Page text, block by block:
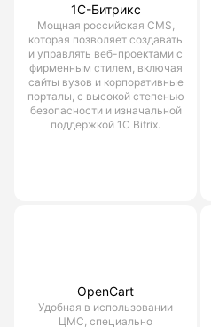
1С-Битрикс
Мощная российская CMS,
которая позволяет создавать
и управлять веб-проектами с
фирменным стилем, включая
сайты вузов и корпоративные
порталы, с высокой степенью
безопасности и изначальной
поддержкой 1С Bitrix.
OpenCart
Удобная в использовании
ЦМС, специально